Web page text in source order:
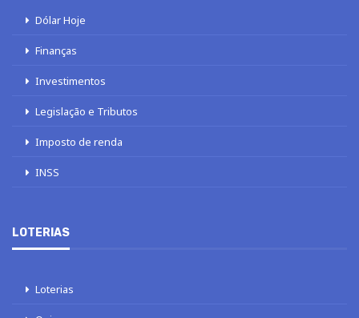
Dólar Hoje
Finanças
Investimentos
Legislação e Tributos
Imposto de renda
INSS
LOTERIAS
Loterias